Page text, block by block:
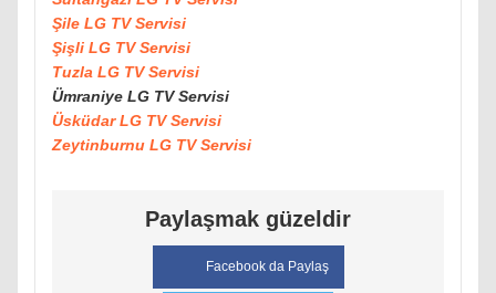
Şile LG TV Servisi
Şişli LG TV Servisi
Tuzla LG TV Servisi
Ümraniye LG TV Servisi
Üsküdar LG TV Servisi
Zeytinburnu LG TV Servisi
Paylaşmak güzeldir
Facebook da Paylaş